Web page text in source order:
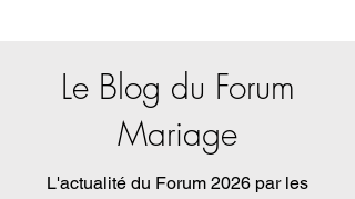
Le Blog du Forum
Mariage
L'actualité du Forum 2026 par les